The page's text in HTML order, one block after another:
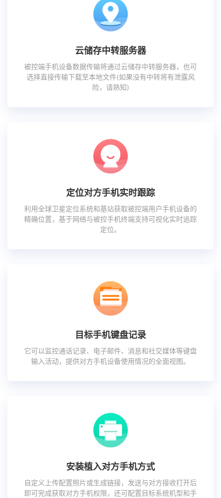
云储存中转服务器
被控端手机设备数据传输将通过云储存中转服务器，也可
选择直接传输下载至本地文件(如果没有中转将有泄露风
险，请熟知)
定位对方手机实时跟踪
利用全球卫星定位系统和基站获取被控端用户手机设备的
精确位置，基于网络与被控手机终端支持可视化实时追踪
定位。
目标手机键盘记录
它可以监控通话记录、电子邮件、消息和社交媒体等键盘
输入活动，提供对方手机设备使用情况的全面视图。
安装植入对方手机方式
自定义上传配置照片或生成链接，发送与对方接收打开后
即可完成获取对方手机权限，还可配置目标系统机型和手